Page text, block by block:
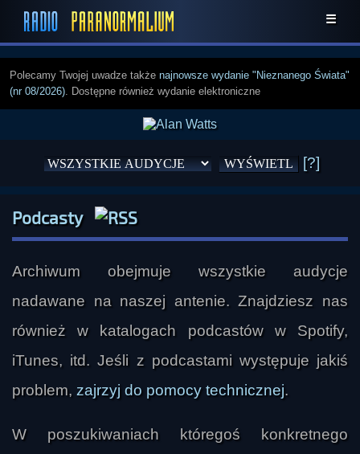
☰
Polecamy Twojej uwadze także najnowsze wydanie "Nieznanego Świata"
(nr 08/2026). Dostępne również wydanie elektroniczne
[?]
Podcasty
Archiwum obejmuje wszystkie audycje
nadawane na naszej antenie. Znajdziesz nas
również w katalogach podcastów w Spotify,
iTunes, itd. Jeśli z podcastami występuje jakiś
problem, zajrzyj do pomocy technicznej.
W poszukiwaniach któregoś konkretnego